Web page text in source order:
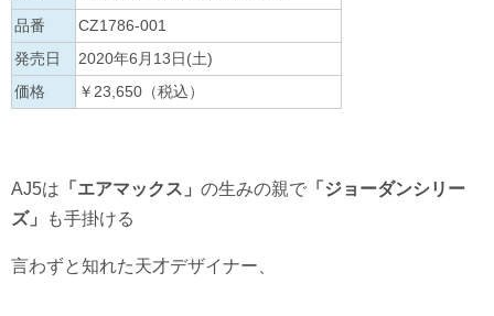
品番
CZ1786-001
発売日
2020年6月13日(土)
価格
￥23,650（税込）
AJ5は 「エアマックス」 の生みの親で 「ジョーダンシリー
ズ」
も手掛ける
言わずと知れた天才デザイナー、